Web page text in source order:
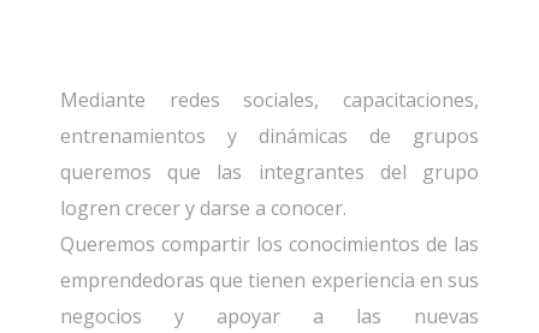
Mediante redes sociales, capacitaciones,
entrenamientos y dinámicas de grupos
queremos que las integrantes del grupo
logren crecer y darse a conocer.
Queremos compartir los conocimientos de las
emprendedoras que tienen experiencia en sus
negocios y apoyar a las nuevas